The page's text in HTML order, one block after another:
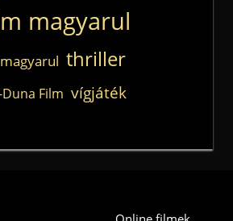
magyarul
thriller
Duna Film vígjáték